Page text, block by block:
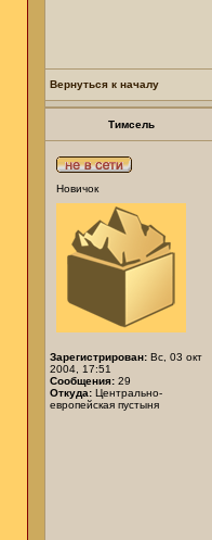
Вернуться к началу
Тимсель
Новичок
Зарегистрирован: Вс, 03 окт
2004, 17:51
Сообщения: 29
Откуда: Центрально-
европейская пустыня